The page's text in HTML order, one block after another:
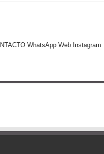
WhatsApp Web Instagram